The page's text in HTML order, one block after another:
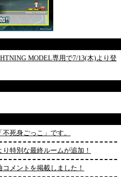
MODEL専用で7/13(木)より登
死身ごっこ」です。
り特別な最終ルームが追加！
コメントを掲載しました！